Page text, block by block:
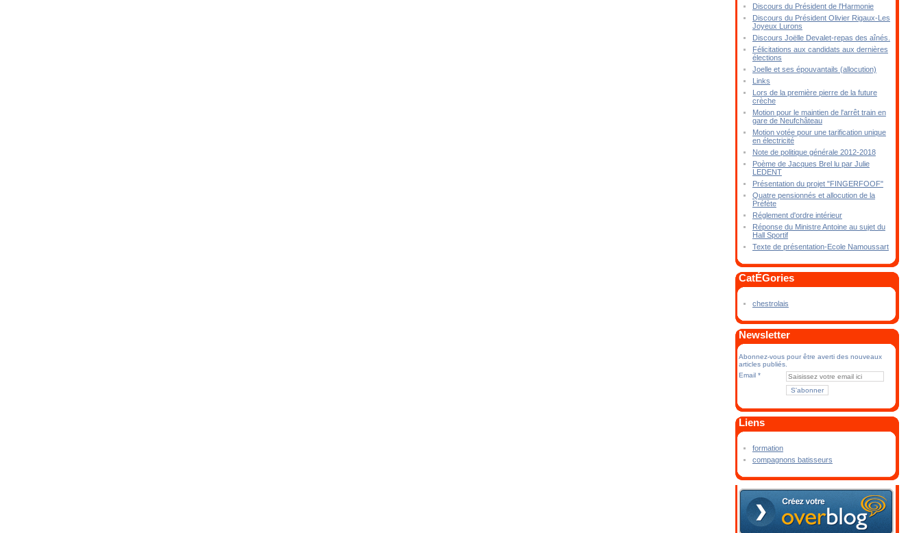
Discours du Président de l'Harmonie
Discours du Président Olivier Rigaux-Les
Joyeux Lurons
Discours Joëlle Devalet-repas des aînés.
Félicitations aux candidats aux dernières
élections
Joelle et ses épouvantails (allocution)
Links
Lors de la première pierre de la future
crèche
Motion pour le maintien de l'arrêt train en
gare de Neufchâteau
Motion votée pour une tarification unique
en électricité
Note de politique générale 2012-2018
Poème de Jacques Brel lu par Julie
LEDENT
Présentation du projet "FINGERFOOF"
Quatre pensionnés et allocution de la
Préfète
Réglement d'ordre intérieur
Réponse du Ministre Antoine au sujet du
Hall Sportif
Texte de présentation-Ecole Namoussart
CatÉGories
chestrolais
Newsletter
Abonnez-vous pour être averti des nouveaux
articles publiés.
Email
Liens
formation
compagnons batisseurs